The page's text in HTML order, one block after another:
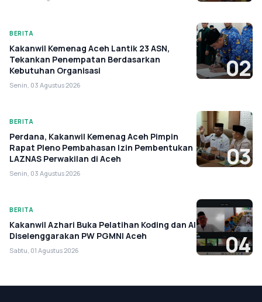
BERITA
Kakanwil Kemenag Aceh Lantik 23 ASN,
Tekankan Penempatan Berdasarkan
Kebutuhan Organisasi
Senin, 03 Agustus 2026
02
BERITA
Perdana, Kakanwil Kemenag Aceh Pimpin
Rapat Pleno Pembahasan Izin Pembentukan
LAZNAS Perwakilan di Aceh
Senin, 03 Agustus 2026
03
BERITA
Kakanwil Azhari Buka Pelatihan Koding dan AI
Diselenggarakan PW PGMNI Aceh
Sabtu, 01 Agustus 2026 04